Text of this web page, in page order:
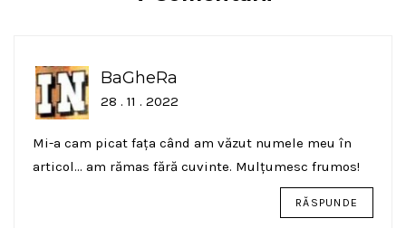
BaGheRa
28 . 11 . 2022
Mi-a cam picat fața când am văzut numele meu în
articol… am rămas fără cuvinte. Mulțumesc frumos!
RĂSPUNDE